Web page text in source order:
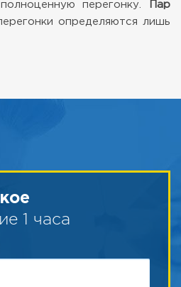
перегонку.
Пар
определяются лишь
1 часа